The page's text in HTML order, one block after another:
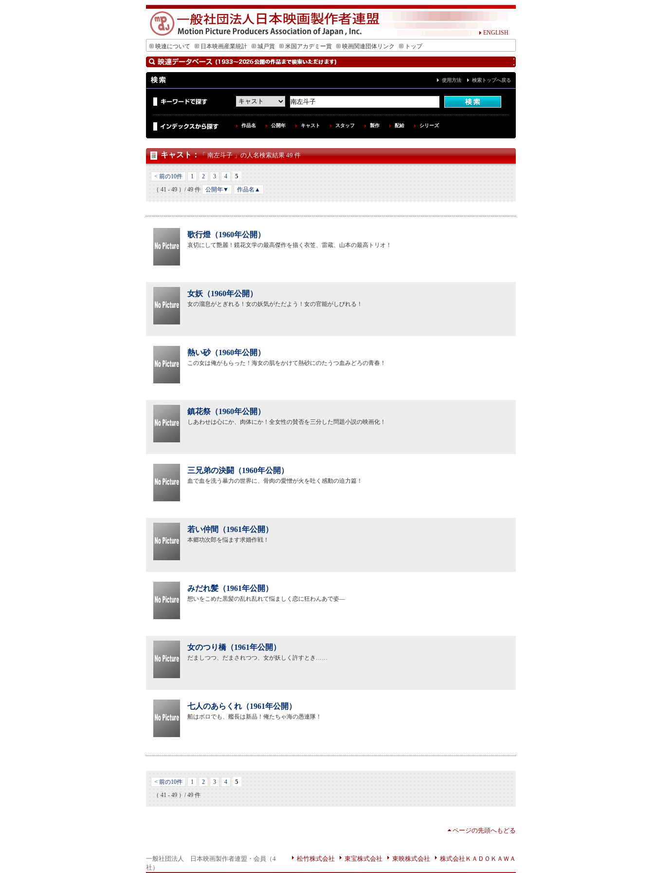
ENGLISH
映連について
日本映画産業統計 城戸賞 米国アカデミー賞 映画関連団体リンク トップ
使用方法 検索トップへ戻る
作品名 公開年 キャスト スタッフ 製作 配給 シリーズ
キャスト：「 南左斗子 」の人名検索結果 49 件
< 前の10件 1 2 3 4 5
（ 41 - 49 ）/ 49 件 公開年▼ 作品名▲
歌行燈（1960年公開）
哀切にして艶麗！鏡花文学の最高傑作を描く衣笠、雷蔵、山本の最高トリオ！
女妖（1960年公開）
女の溜息がとぎれる！女の妖気がただよう！女の官能がしびれる！
熱い砂（1960年公開）
この女は俺がもらった！海女の肌をかけて熱砂にのたうつ血みどろの青春！
鎮花祭（1960年公開）
しあわせは心にか、肉体にか！全女性の賛否を三分した問題小説の映画化！
三兄弟の決闘（1960年公開）
血で血を洗う暴力の世界に、骨肉の愛憎が火を吐く感動の迫力篇！
若い仲間（1961年公開）
本郷功次郎を悩ます求婚作戦！
みだれ髪（1961年公開）
想いをこめた黒髪の乱れ乱れて悩ましく恋に狂わんあで姿―
女のつり橋（1961年公開）
だましつつ、だまされつつ、女が妖しく許すとき……
七人のあらくれ（1961年公開）
船はボロでも、艦長は新品！俺たちゃ海の愚連隊！
< 前の10件 1 2 3 4 5
（ 41 - 49 ）/ 49 件
ページの先頭へもどる
一般社団法人 日本映画製作者連盟・会員（4
社）
松竹株式会社 東宝株式会社 東映株式会社 株式会社ＫＡＤＯＫＡＷＡ